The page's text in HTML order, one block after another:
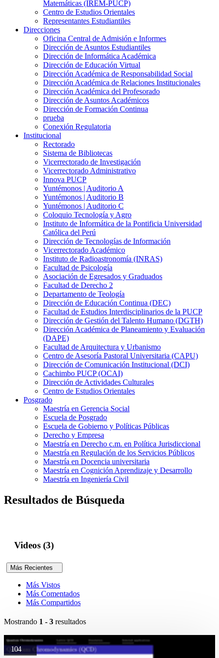
Matemáticas (IREM-PUCP)
Centro de Estudios Orientales
Representantes Estudiantiles
Direcciones
Oficina Central de Admisión e Informes
Dirección de Asuntos Estudiantiles
Dirección de Informática Académica
Dirección de Educación Virtual
Dirección Académica de Responsabilidad Social
Dirección Académica de Relaciones Institucionales
Dirección Académica del Profesorado
Dirección de Asuntos Académicos
Dirección de Formación Continua
prueba
Conexión Regulatoria
Institucional
Rectorado
Sistema de Bibliotecas
Vicerrectorado de Investigación
Vicerrectorado Administrativo
Innova PUCP
Yuntémonos | Auditorio A
Yuntémonos | Auditorio B
Yuntémonos | Auditorio C
Coloquio Tecnología y Agro
Instituto de Informática de la Pontificia Universidad
Católica del Perú
Dirección de Tecnologías de Información
Vicerrectorado Académico
Instituto de Radioastronomía (INRAS)
Facultad de Psicología
Asociación de Egresados y Graduados
Facultad de Derecho 2
Departamento de Teología
Dirección de Educación Continua (DEC)
Facultad de Estudios Interdisciplinarios de la PUCP
Dirección de Gestión del Talento Humano (DGTH)
Dirección Académica de Planeamiento y Evaluación
(DAPE)
Facultad de Arquitectura y Urbanismo
Centro de Asesoría Pastoral Universitaria (CAPU)
Dirección de Comunicación Institucional (DCI)
Cachimbo PUCP (OCAI)
Dirección de Actividades Culturales
Centro de Estudios Orientales
Posgrado
Maestría en Gerencia Social
Escuela de Posgrado
Escuela de Gobierno y Políticas Públicas
Derecho y Empresa
Maestría en Derecho c.m. en Política Jurisdiccional
Maestría en Regulación de los Servicios Públicos
Maestría en Docencia universitaria
Maestría en Cognición Aprendizaje y Desarrollo
Maestría en Ingeniería Civil
Resultados de Búsqueda
Videos (3)
Más Recientes
Más Vistos
Más Comentados
Más Compartidos
Mostrando 1 - 3 resultados
104